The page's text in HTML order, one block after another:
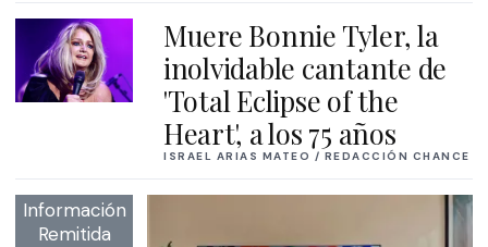
Muere Bonnie Tyler, la
inolvidable cantante de
'Total Eclipse of the
Heart', a los 75 años
ISRAEL ARIAS MATEO / REDACCIÓN CHANCE
Información
Remitida